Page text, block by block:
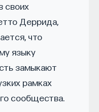
своих
Деррида,
что
языку
замыкают
рамках
сообщества.
классический
этом смысле
самым
линия